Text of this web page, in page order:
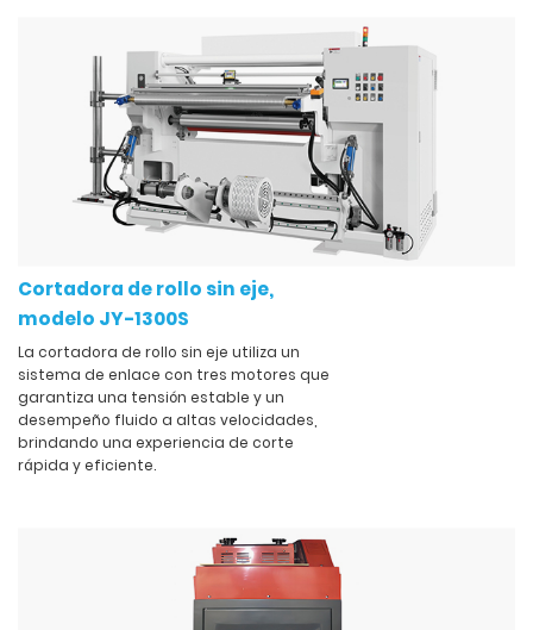
Cortadora de rollo sin eje,
modelo JY-1300S
La cortadora de rollo sin eje utiliza un
sistema de enlace con tres motores que
garantiza una tensión estable y un
desempeño fluido a altas velocidades,
brindando una experiencia de corte
rápida y eficiente.